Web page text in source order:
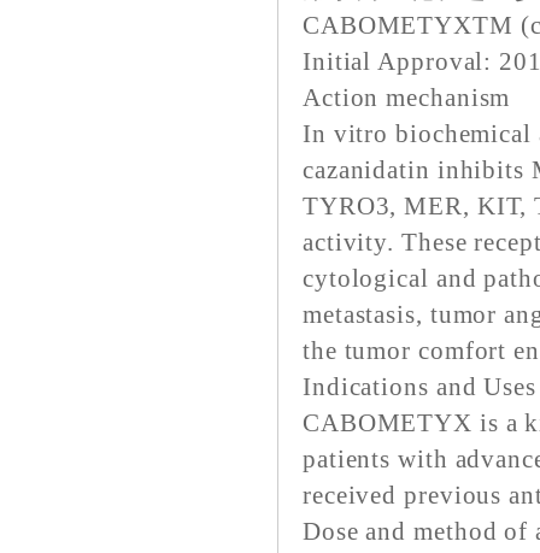
CABOMETYXTM
Initial Approval:
Action mechanism
In vitro biochemical
cazanidatin inhibits
TYRO3, MER, KIT,
activity. These
cytological and
metastasis, tumor
the tumor comfort
Indications and Uses
CABOMETYX is a
patients with
received previous
Dose and method